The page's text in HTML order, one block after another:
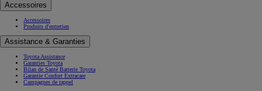
Accessoires
Accessoires
Produits d'entretien
Assistance & Garanties
Toyota Assistance
Garanties Toyota
Bilan de Santé Batterie Toyota
Garantie Confort Extracare
Campagnes de rappel